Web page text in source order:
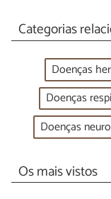
Categorias
Doenças
Doenças
Doenças
Os mais vistos